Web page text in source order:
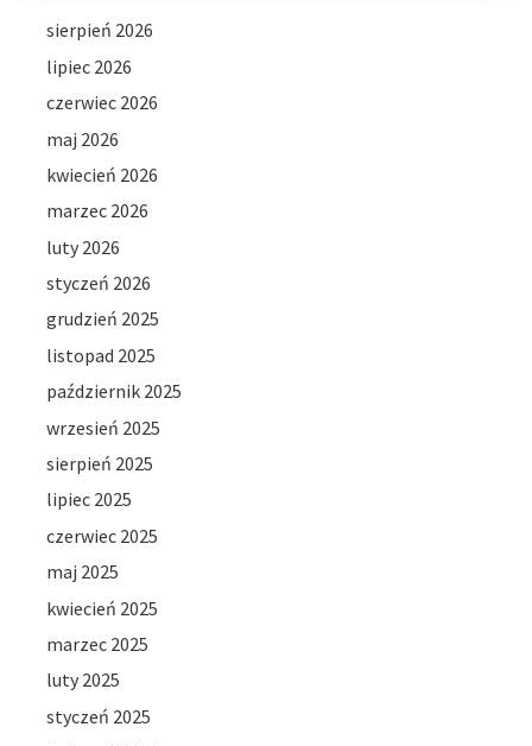
sierpień 2026
lipiec 2026
czerwiec 2026
maj 2026
kwiecień 2026
marzec 2026
luty 2026
styczeń 2026
grudzień 2025
listopad 2025
październik 2025
wrzesień 2025
sierpień 2025
lipiec 2025
czerwiec 2025
maj 2025
kwiecień 2025
marzec 2025
luty 2025
styczeń 2025